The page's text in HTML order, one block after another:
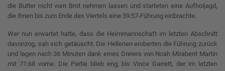
die Butter nicht vom Brot nehmen lassen und starteten eine Aufholjagd,
die ihnen bis zum Ende des Viertels eine 59:57-Führung einbrachte.
Wer nun erwartet hatte, dass die Heimmannschaft im letzten Abschnitt
davonzog, sah sich getäuscht. Die Hellenen eroberten die Führung zurück
und lagen nach 36 Minuten dank eines Dreiers von Noah Mirabent Martin
mit 71:68 vorne. Die Partie blieb eng, bis Vince Garrett, der im letzten